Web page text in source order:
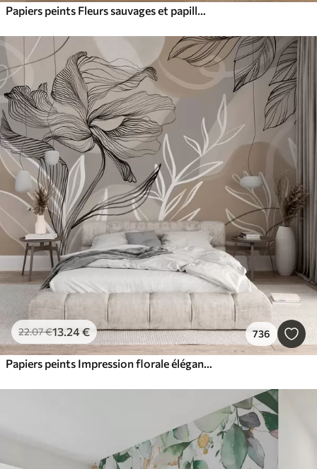
Papiers peints Fleurs sauvages et papillons aquarelles
22.07€13.24€ 736
Papiers peints Impression florale élégante avec de grandes fleurs et feuilles abstraites dans les tons gris et beige sur un fond clair